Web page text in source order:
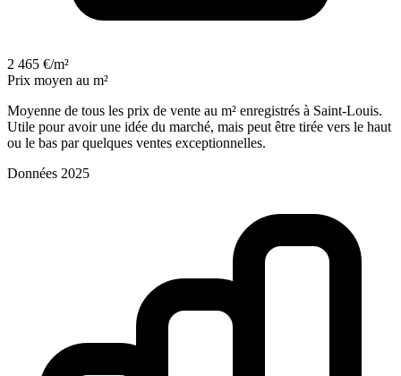
2 465 €/m²
Prix moyen au m²
Moyenne de tous les prix de vente au m² enregistrés à Saint-Louis.
Utile pour avoir une idée du marché, mais peut être tirée vers le haut
ou le bas par quelques ventes exceptionnelles.
Données 2025